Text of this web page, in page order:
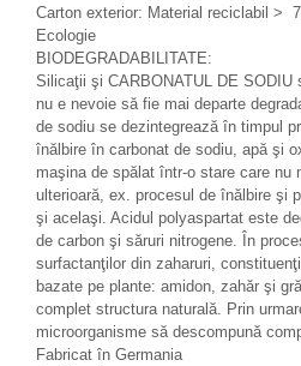
Carton exterior: Material reciclabil >
Ecologie
BIODEGRADABILITATE:
Silicaţii şi CARBONATUL DE SODIU
nu e nevoie să fie mai departe
de sodiu se dezintegrează în timpul
înălbire în carbonat de sodiu, apă şi
maşina de spălat într-o stare care nu
ulterioară, ex. procesul de înălbire şi
şi acelaşi. Acidul polyaspartat este
de carbon şi săruri nitrogene. În
surfactanţilor din zaharuri,
bazate pe plante: amidon, zahăr şi
complet structura naturală. Prin
microorganisme să descompună
Fabricat în Germania